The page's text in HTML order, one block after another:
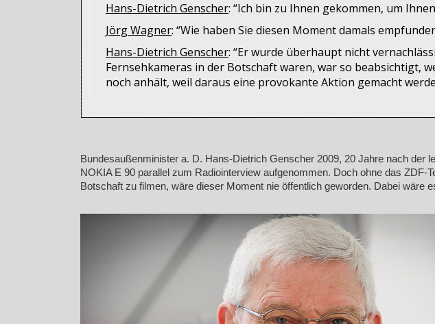
Hans-Dietrich Genscher: “Ich bin zu Ihnen gekommen, um
Jörg Wagner: “Wie haben Sie diesen Moment damals
Hans-Dietrich Genscher: “Er wurde überhaupt nicht
Fernsehkameras in der Botschaft waren, war so beabsichtigt,
noch anhält, weil daraus eine provokante Aktion gemacht
Bundesaußenminister a. D. Hans-Dietrich Genscher 2009, 20 Jahre nach der
NOKIA E 90 parallel zum Radiointerview aufgenommen. Doch ohne das
Botschaft zu filmen, wäre dieser Moment nie öffentlich geworden. Dabei